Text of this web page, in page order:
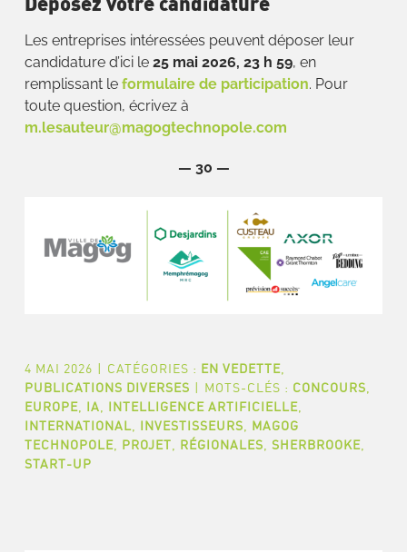
Déposez votre candidature
Les entreprises intéressées peuvent déposer leur
candidature d’ici le 25 mai 2026, 23 h 59, en
remplissant le formulaire de participation. Pour
toute question, écrivez à
m.lesauteur@magogtechnopole.com
— 30 —
4 MAI 2026 | CATÉGORIES : EN VEDETTE,
PUBLICATIONS DIVERSES | MOTS-CLÉS : CONCOURS,
EUROPE, IA, INTELLIGENCE ARTIFICIELLE,
INTERNATIONAL, INVESTISSEURS, MAGOG
TECHNOPOLE, PROJET, RÉGIONALES, SHERBROOKE,
START-UP